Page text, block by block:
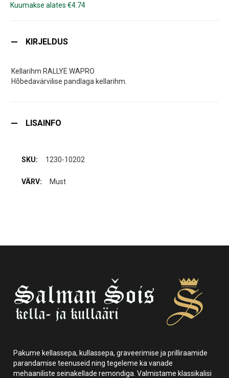
Kuumakse alates €4.74
KIRJELDUS
Kellarihm RALLYE WAPRO
Hõbedavärvilise pandlaga kellarihm.
LISAINFO
1230-10202
Must
Pakume kellassepa, kullassepa, graveerimise ja prilliraamide
parandamise teenuseid ning tegeleme ka vanade
mehaaniliste seinakellade remondiga. Valmistame klassikalisi